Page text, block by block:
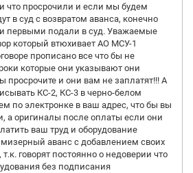
что просрочили и если мы будем
в суд с возвратом аванса, конечно
первыми подали в суд. Уважаемые
который втюхивает АО МСУ-1
прописано все что бы не
которые они указывают они
просрочите и они вам не заплатят!!! А
КС-2, КС-3 в черно-белом
по электронке в ваш адрес, что бы вы
а оригиналы после оплаты если они
ваш труд и оборудование
аванс с добавлением своих
говорят постоянно о недоверии что
без подписания